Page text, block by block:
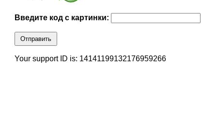
Введите код с картинки:
Отправить
Your support ID is: 14141199132176959266